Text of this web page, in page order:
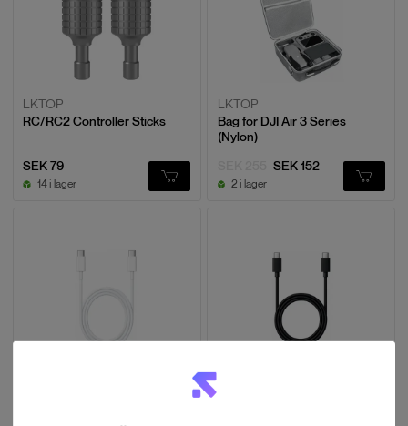
LKTOP
RC/RC2 Controller Sticks
SEK 79
14 i lager
LKTOP
Bag for DJI Air 3 Series
(Nylon)
SEK 152
2 i lager